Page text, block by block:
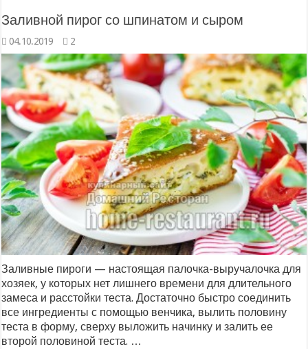
Заливной пирог со шпинатом и сыром
04.10.2019 2
Заливные пироги — настоящая палочка-выручалочка для
хозяек, у которых нет лишнего времени для длительного
замеса и расстойки теста. Достаточно быстро соединить
все ингредиенты с помощью венчика, вылить половину
теста в форму, сверху выложить начинку и залить ее
второй половиной теста. …